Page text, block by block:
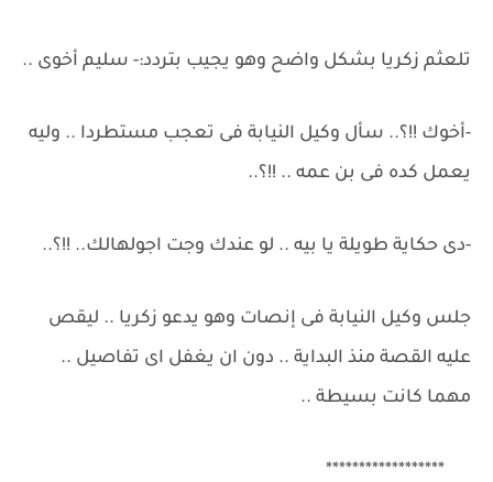
تلعثم زكريا بشكل واضح وهو يجيب بتردد:- سليم أخوى ..
-أخوك !!؟.. سأل وكيل النيابة فى تعجب مستطردا .. وليه
يعمل كده فى بن عمه .. !!؟..
-دى حكاية طويلة يا بيه .. لو عندك وجت اجولهالك.. !!؟..
جلس وكيل النيابة فى إنصات وهو يدعو زكريا .. ليقص
عليه القصة منذ البداية .. دون ان يغفل اى تفاصيل ..
مهما كانت بسيطة ..
******************